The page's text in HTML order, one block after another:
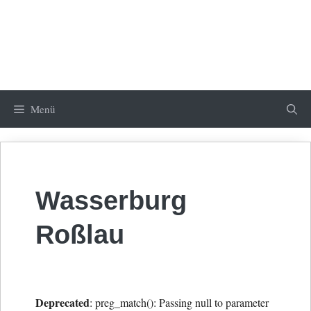
Menü
Wasserburg
Roßlau
Deprecated: preg_match(): Passing null to parameter